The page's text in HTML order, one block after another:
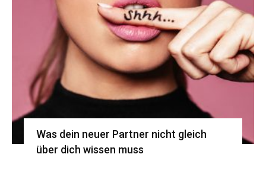
Was dein neuer Partner nicht gleich
über dich wissen muss